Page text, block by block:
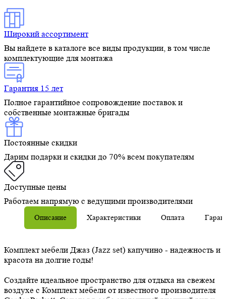
Широкий ассортимент
Вы найдете в каталоге все виды продукции, в том числе
комплектующие для монтажа
Гарантия 15 лет
Полное гарантийное сопровождение поставок и
собственные монтажные бригады
Постоянные скидки
Дарим подарки и скидки до 70% всем покупателям
Доступные цены
Работаем напрямую с ведущими производителями
Описание Характеристики Оплата
Комплект мебели Джаз (Jazz set) капучино - надежность и
красота на долгие годы!
Создайте идеальное пространство для отдыха на свежем
воздухе с Комплект мебели от известного производителя